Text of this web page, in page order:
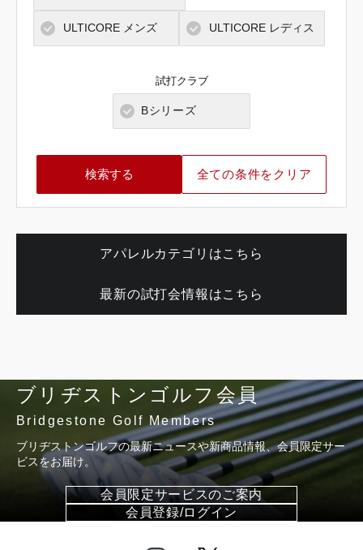
和歌山県
高知県
沖縄県
ULTICORE メンズ ULTICORE レディス
試打クラブ
Bシリーズ
全ての条件をクリア
アパレルカテゴリはこちら
最新の試打会情報はこちら
ブリヂストンゴルフ会員
Bridgestone Golf Members
ブリヂストンゴルフの最新ニュースや新商品情報、会員限定サー
ビスをお届け。
会員限定サービスのご案内
会員登録/ログイン